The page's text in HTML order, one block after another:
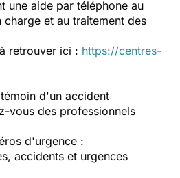
une aide par téléphone au
et au traitement des
retrouver ici : https://centres-
d'un accident
vous des professionnels
d'urgence :
accidents et urgences